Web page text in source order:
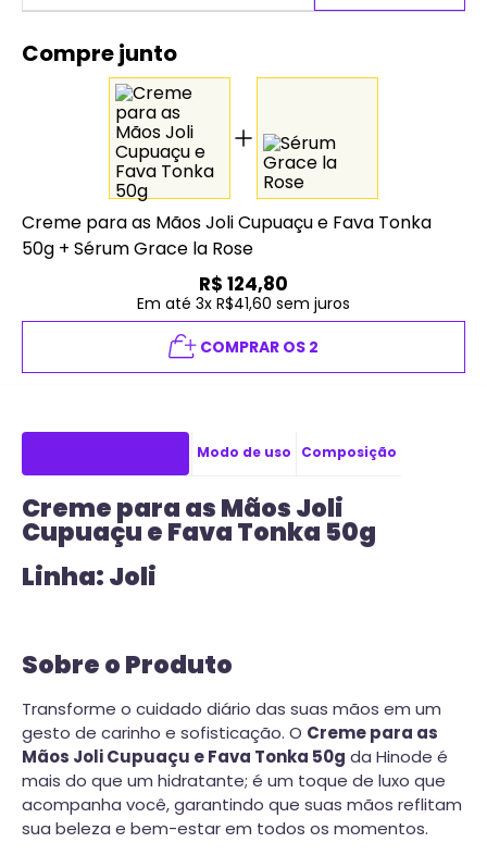
Compre junto
Creme para as Mãos Joli Cupuaçu e Fava Tonka
50g + Sérum Grace la Rose
R$ 124,80
Em até 3x R$41,60 sem juros
COMPRAR OS 2
Modo de uso Composição
Creme para as Mãos Joli
Cupuaçu e Fava Tonka 50g
Linha: Joli
Sobre o Produto
Transforme o cuidado diário das suas mãos em um
gesto de carinho e sofisticação. O Creme para as
Mãos Joli Cupuaçu e Fava Tonka 50g da Hinode é
mais do que um hidratante; é um toque de luxo que
acompanha você, garantindo que suas mãos reflitam
sua beleza e bem-estar em todos os momentos.